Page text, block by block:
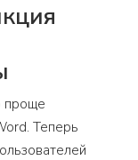
проще
Теперь